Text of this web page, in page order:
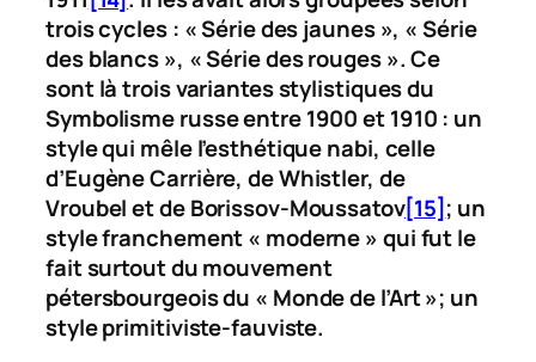
trois cycles : « Série des jaunes », « Série
des blancs », « Série des rouges ». Ce
sont là trois variantes stylistiques du
Symbolisme russe entre 1900 et 1910 : un
style qui mêle l’esthétique nabi, celle
d’Eugène Carrière, de Whistler, de
Vroubel et de Borissov-Moussatov[15]; un
style franchement « moderne » qui fut le
fait surtout du mouvement
pétersbourgeois du « Monde de l’Art »; un
style primitiviste-fauviste.